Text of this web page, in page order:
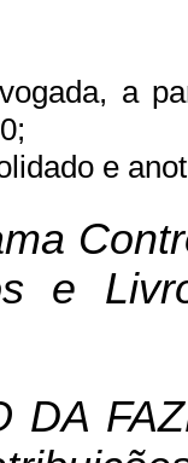
a
e
e
DA